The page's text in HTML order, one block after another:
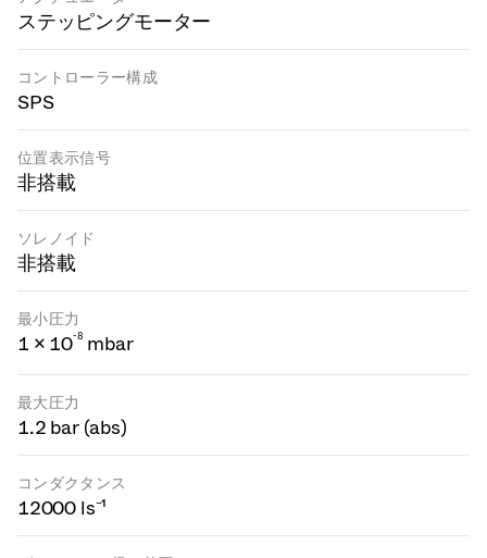
ステッピングモーター
コントローラー構成
SPS
位置表示信号
非搭載
ソレノイド
非搭載
最小圧力
1 × 10-8 mbar
最大圧力
1.2 bar (abs)
コンダクタンス
12000 ls⁻¹